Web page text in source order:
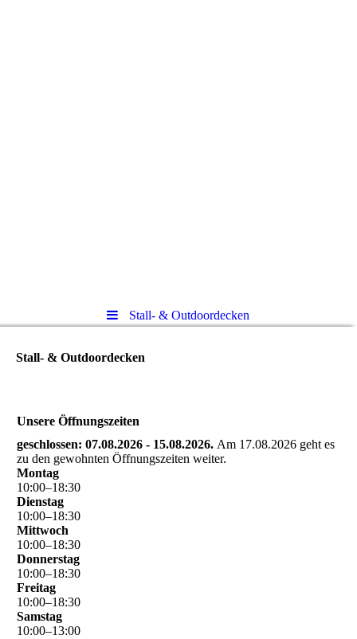
Stall- & Outdoordecken
Stall- & Outdoordecken
Unsere Öffnungszeiten
geschlossen: 07.08.2026 - 15.08.2026. Am 17.08.2026 geht es
zu den gewohnten Öffnungszeiten weiter.
Montag
10:00–18:30
Dienstag
10:00–18:30
Mittwoch
10:00–18:30
Donnerstag
10:00–18:30
Freitag
10:00–18:30
Samstag
10:00–13:00